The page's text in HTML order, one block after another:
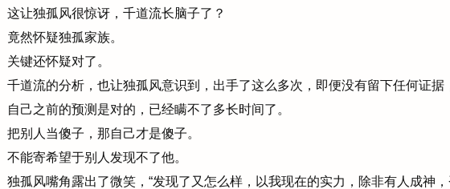
这让独孤风很惊讶，千道流长脑子了？
竟然怀疑独孤家族。
关键还怀疑对了。
千道流的分析，也让独孤风意识到，出手了这么多次，即便没有留下任何证据
自己之前的预测是对的，已经瞒不了多长时间了。
把别人当傻子，那自己才是傻子。
不能寄希望于别人发现不了他。
独孤风嘴角露出了微笑，“发现了又怎么样，以我现在的实力，除非有人成神